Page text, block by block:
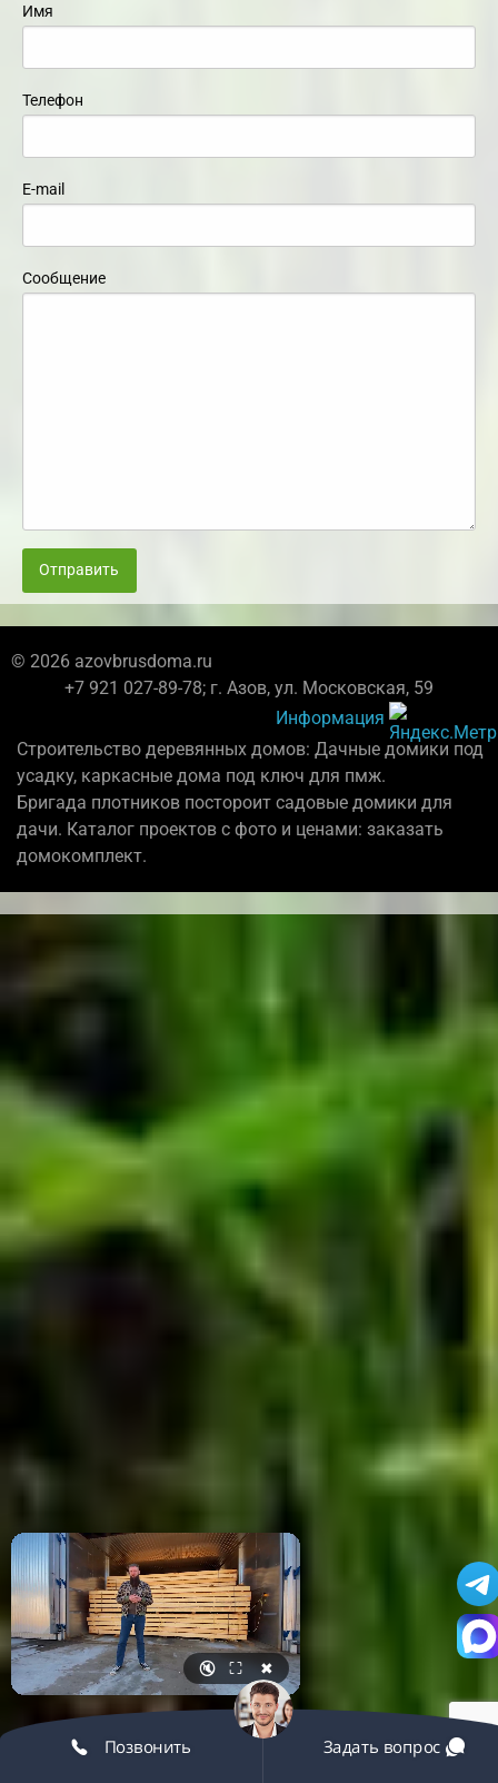
Имя
Телефон
E-mail
Сообщение
Отправить
© 2026 azovbrusdoma.ru
+7 921 027-89-78; г. Азов, ул. Московская, 59
Информация
Строительство деревянных домов: Дачные домики под
усадку, каркасные дома под ключ для пмж.
Бригада плотников постороит садовые домики для
дачи. Каталог проектов с фото и ценами: заказать
домокомплект.
🔇 ⛶ ✖
Позвонить Задать вопрос